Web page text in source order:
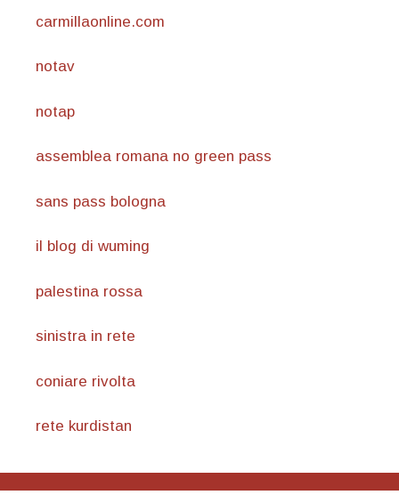
carmillaonline.com
notav
notap
assemblea romana no green pass
sans pass bologna
il blog di wuming
palestina rossa
sinistra in rete
coniare rivolta
rete kurdistan